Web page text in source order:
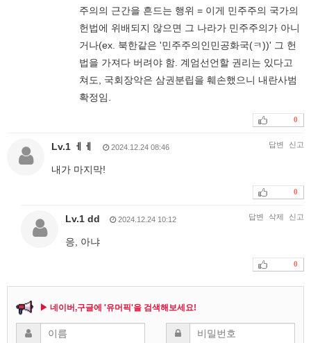
주의의 근간을 흔드는 행위 = 이게 민주주의 국가의
헌법에 위배되지 않으면 그 나라가 민주주의가 아니
거나(ex. 북한같은 '민주주의인민공화국(ㅋ))' 그 헌
법을 가져다 버려야 함. 계엄선언할 권리는 있다고
쳐도, 국회장악은 삼권분립을 훼손했으니 내란사범
확정임.
0
Lv.1 ㅔㅔ 2024.12.24 08:46 답변 신고
내가 마지막!
0
Lv.1 dd 2024.12.24 10:12 답변 삭제 신고
응, 아냐
0
▶ 네이버,구글에 '유머픽'을 검색해보세요!